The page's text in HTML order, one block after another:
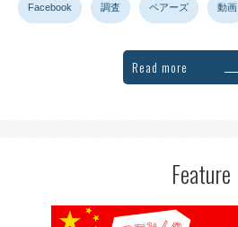
Facebook 調査 ペアーズ 動画
Read more
Feature